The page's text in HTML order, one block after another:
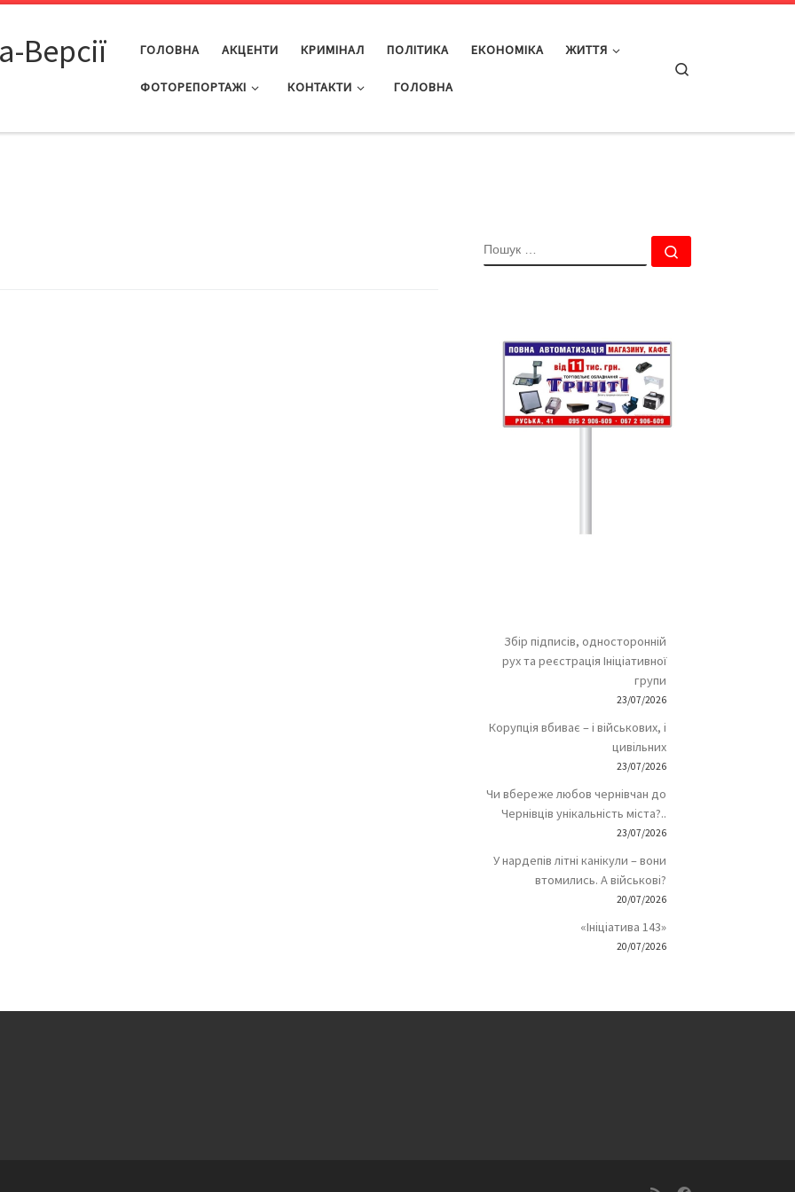
Версії ГОЛОВНА АКЦЕНТИ КРИМІНАЛ ПОЛІТИКА ЕКОНОМІКА ЖИТТЯ
ФОТОРЕПОРТАЖІ КОНТАКТИ ГОЛОВНА
ПОШУК
Збір підписів, односторонній
рух та реєстрація Ініціативної
групи
23/07/2026
Корупція вбиває – і військових, і
цивільних
23/07/2026
Чи вбереже любов чернівчан до
Чернівців унікальність міста?..
23/07/2026
У нардепів літні канікули – вони
втомились. А військові?
20/07/2026
«Ініціатива 143»
20/07/2026